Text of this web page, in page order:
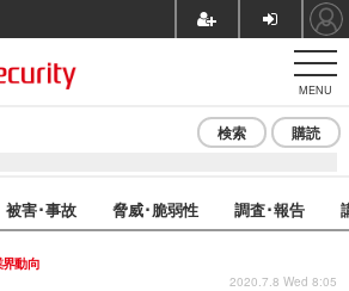
MENU
検索 購読
被害･事故 脅威･脆弱性 調査･報告
動向
2020.7.8 Wed 8:05